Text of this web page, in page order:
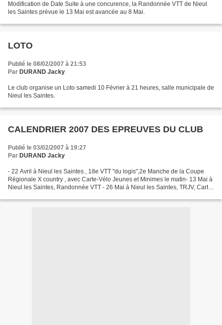
Modification de Date Suite à une concurence, la Randonnée VTT de Nieul
les Saintes prévue le 13 Mai est avancée au 8 Mai.
LOTO
Publié le 08/02/2007 à 21:53
Par DURAND Jacky
Le club organise un Loto samedi 10 Février à 21 heures, salle municipale de
Nieul les Saintes.
CALENDRIER 2007 DES EPREUVES DU CLUB
Publié le 03/02/2007 à 19:27
Par DURAND Jacky
- 22 Avril à Nieul les Saintes , 18e VTT "du logis",2e Manche de la Coupe
Régionale X country , avec Carte-Vélo Jeunes et Minimes le matin- 13 Mai à
Nieul les Saintes, Randonnée VTT - 26 Mai à Nieul les Saintes, TRJV, Carte-